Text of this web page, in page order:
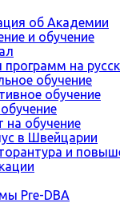
об Академии
и обучение
на
обучение
обучение
на обучение
в Швейцарии
и
Pre-DBA